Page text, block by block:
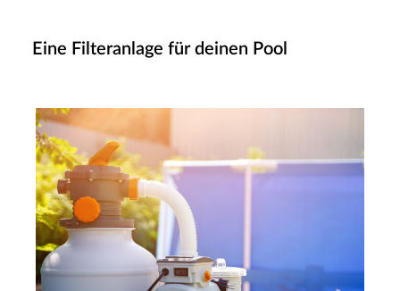
Eine Filteranlage für deinen Pool